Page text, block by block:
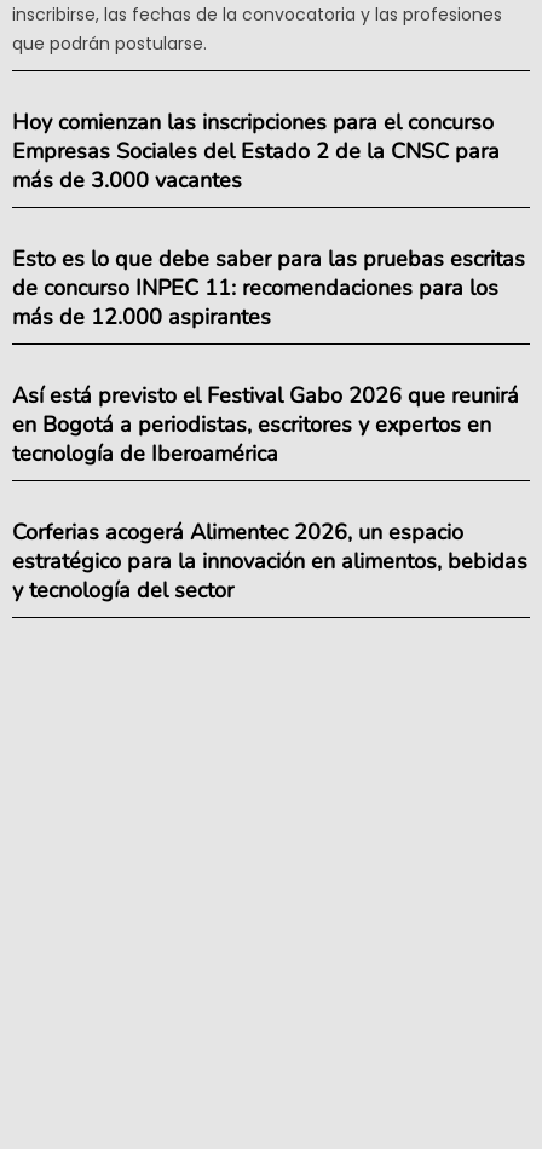
inscribirse, las fechas de la convocatoria y las profesiones
que podrán postularse.
Hoy comienzan las inscripciones para el concurso
Empresas Sociales del Estado 2 de la CNSC para
más de 3.000 vacantes
Esto es lo que debe saber para las pruebas escritas
de concurso INPEC 11: recomendaciones para los
más de 12.000 aspirantes
Así está previsto el Festival Gabo 2026 que reunirá
en Bogotá a periodistas, escritores y expertos en
tecnología de Iberoamérica
Corferias acogerá Alimentec 2026, un espacio
estratégico para la innovación en alimentos, bebidas
y tecnología del sector